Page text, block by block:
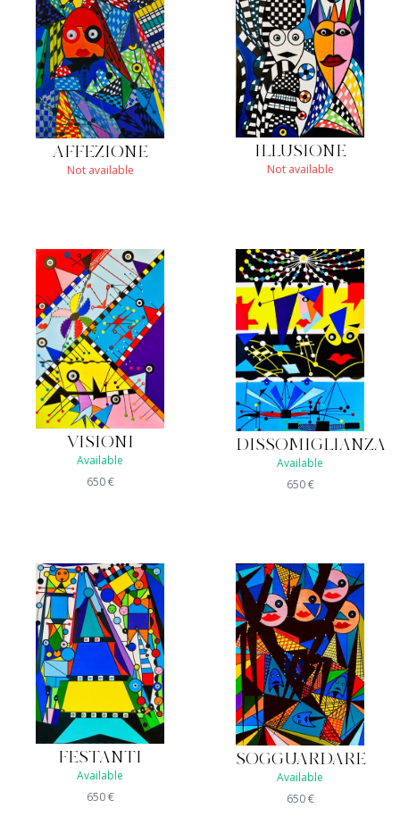
AFFEZIONE
Not available
ILLUSIONE
Not available
VISIONI
Available
650€
DISSOMIGLIANZA
Available
650€
FESTANTI
Available
650€
SOGGUARDARE
Available
650€